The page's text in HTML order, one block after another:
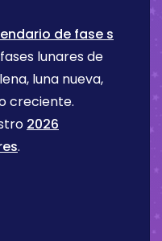
de fase s
lunares de
luna nueva,
creciente.
2026
.